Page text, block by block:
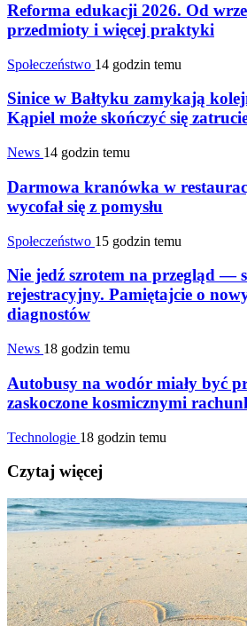
Reforma edukacji 2026. Od
przedmioty i więcej praktyki
Społeczeństwo 14 godzin temu
Sinice w Bałtyku zamykają
Kąpiel może skończyć się
News 14 godzin temu
Darmowa kranówka w
wycofał się z pomysłu
Społeczeństwo 15 godzin temu
Nie jedź szrotem na przegląd —
rejestracyjny. Pamiętajcie o
diagnostów
News 18 godzin temu
Autobusy na wodór miały być
zaskoczone kosmicznymi
Technologie 18 godzin temu
Czytaj więcej